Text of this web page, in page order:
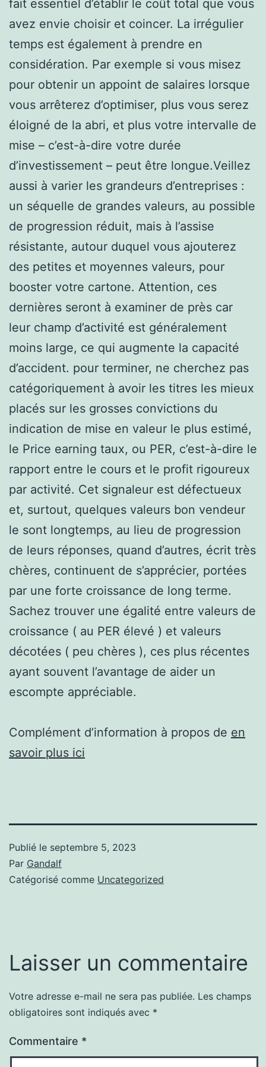
fait essentiel d’établir le coût total que vous
avez envie choisir et coincer. La irrégulier
temps est également à prendre en
considération. Par exemple si vous misez
pour obtenir un appoint de salaires lorsque
vous arrêterez d’optimiser, plus vous serez
éloigné de la abri, et plus votre intervalle de
mise – c’est-à-dire votre durée
d’investissement – peut être longue.Veillez
aussi à varier les grandeurs d’entreprises :
un séquelle de grandes valeurs, au possible
de progression réduit, mais à l’assise
résistante, autour duquel vous ajouterez
des petites et moyennes valeurs, pour
booster votre cartone. Attention, ces
dernières seront à examiner de près car
leur champ d’activité est généralement
moins large, ce qui augmente la capacité
d’accident. pour terminer, ne cherchez pas
catégoriquement à avoir les titres les mieux
placés sur les grosses convictions du
indication de mise en valeur le plus estimé,
le Price earning taux, ou PER, c’est-à-dire le
rapport entre le cours et le profit rigoureux
par activité. Cet signaleur est défectueux
et, surtout, quelques valeurs bon vendeur
le sont longtemps, au lieu de progression
de leurs réponses, quand d’autres, écrit très
chères, continuent de s’apprécier, portées
par une forte croissance de long terme.
Sachez trouver une égalité entre valeurs de
croissance ( au PER élevé ) et valeurs
décotées ( peu chères ), ces plus récentes
ayant souvent l’avantage de aider un
escompte appréciable.
Complément d’information à propos de en
savoir plus ici
Publié le septembre 5, 2023
Par Gandalf
Catégorisé comme Uncategorized
Laisser un commentaire
Votre adresse e-mail ne sera pas publiée. Les champs
obligatoires sont indiqués avec *
Commentaire *